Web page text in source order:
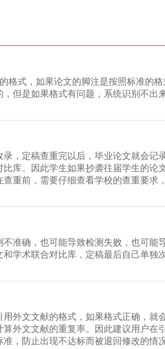
式，如果论文的脚注是按照标准的
但是如果格式有问题，系统识别不出
，定稿查重完以后，毕业论文就会记
库。因此学生如果抄袭往届学生的论
重前，需要仔细查看学校的查重要求
准确，也可能导致检测失败，也可能
学术联合对比库，定稿最后自己单独
外文文献的格式，如果格式正确，就
外文文献的重复率。因此建议用户在
，防止出现不达标而被退回修改的情况